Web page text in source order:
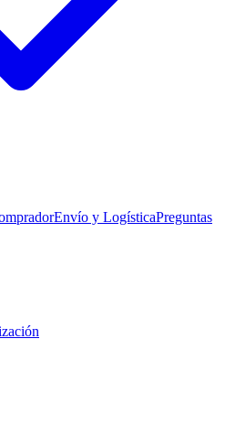
Envío y LogísticaPreguntas